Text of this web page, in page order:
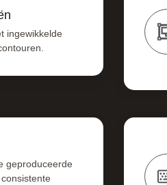
ingewikkelde
geproduceerde